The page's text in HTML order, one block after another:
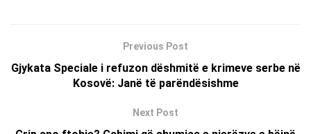
Previous Post
Gjykata Speciale i refuzon dëshmitë e krimeve serbe në
Kosovë: Janë të parëndësishme
Next Post